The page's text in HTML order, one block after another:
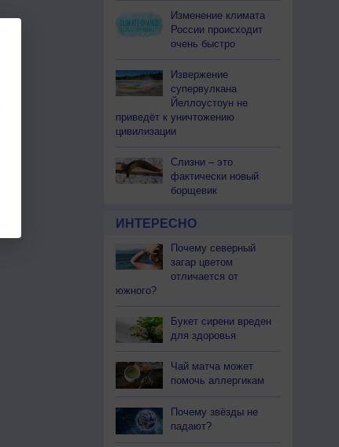
Изменение климата
России происходит
очень быстро
Извержение
супервулкана
Йеллоустоун не
приведёт к уничтожению
цивилизации
Слизни – это
фактически новый
борщевик
ИНТЕРЕСНО
Почему северный
загар цветом
отличается от
южного?
Букет сирени вреден
для здоровья
Чай матча может
помочь аллергикам
Почему звёзды не
падают?